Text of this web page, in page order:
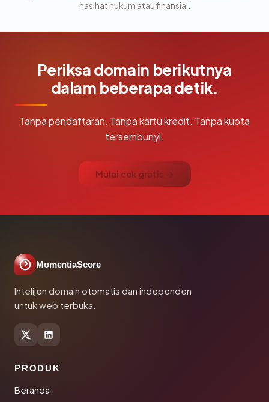
nasihat hukum atau finansial.
Periksa domain berikutnya
dalam beberapa detik.
Tanpa pendaftaran. Tanpa kartu kredit. Tanpa kuota
tersembunyi.
Mulai cek gratis →
MomentiaScore
Intelijen domain otomatis dan independen
untuk web terbuka.
PRODUK
Beranda